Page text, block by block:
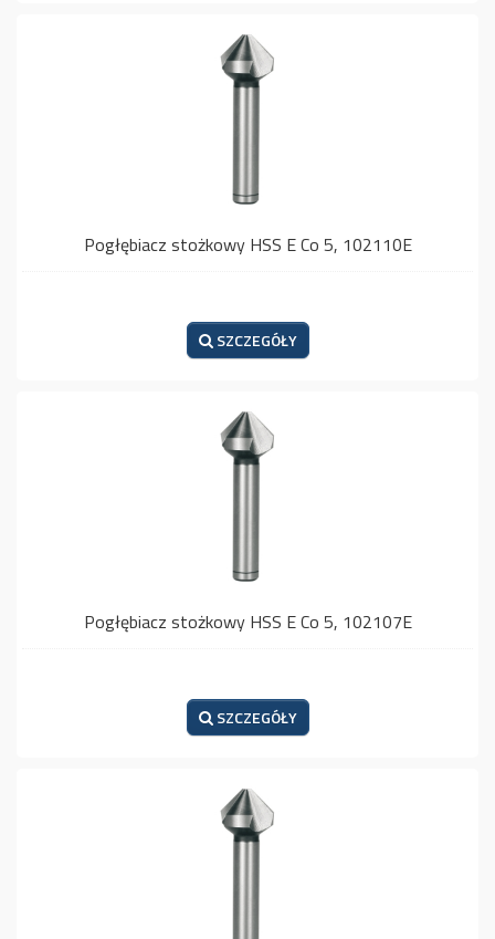
Pogłębiacz stożkowy HSS E Co 5, 102110E
SZCZEGÓŁY
Pogłębiacz stożkowy HSS E Co 5, 102107E
SZCZEGÓŁY